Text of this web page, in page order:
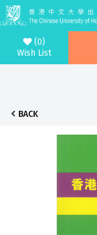
(0)
Wish List
BACK